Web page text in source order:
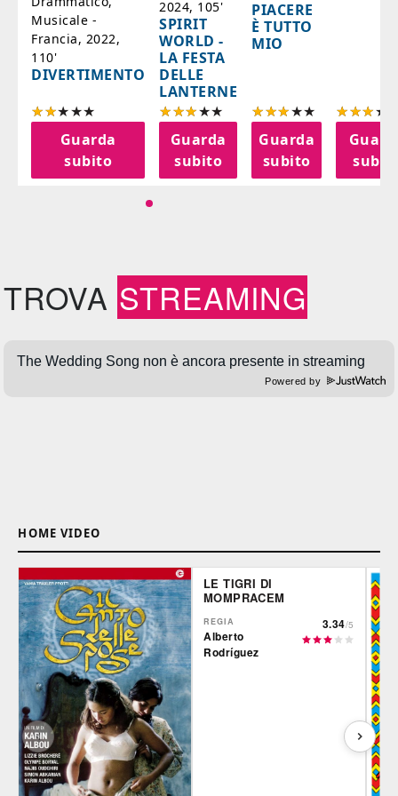
Musicale -
Francia, 2022,
110'
DIVERTIMENTO
Guarda
subito
2024, 105'
SPIRIT
WORLD -
LA FESTA
DELLE
LANTERNE
Guarda
subito
PIACERE
È TUTTO
MIO
Guarda
subito
TROVA STREAMING
Powered by
HOME VIDEO
LE TIGRI DI
MOMPRACEM
REGIA
Alberto
Rodríguez
3.34/5